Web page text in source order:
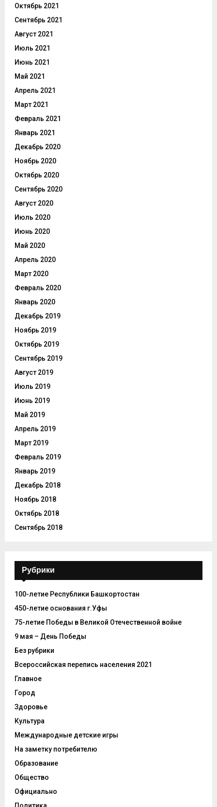
Октябрь 2021
Сентябрь 2021
Август 2021
Июль 2021
Июнь 2021
Май 2021
Апрель 2021
Март 2021
Февраль 2021
Январь 2021
Декабрь 2020
Ноябрь 2020
Октябрь 2020
Сентябрь 2020
Август 2020
Июль 2020
Июнь 2020
Май 2020
Апрель 2020
Март 2020
Февраль 2020
Январь 2020
Декабрь 2019
Ноябрь 2019
Октябрь 2019
Сентябрь 2019
Август 2019
Июль 2019
Июнь 2019
Май 2019
Апрель 2019
Март 2019
Февраль 2019
Январь 2019
Декабрь 2018
Ноябрь 2018
Октябрь 2018
Сентябрь 2018
Рубрики
100-летие Республики Башкортостан
450-летие основания г.Уфы
75-летие Победы в Великой Отечественной войне
9 мая – День Победы
Без рубрики
Всероссийская перепись населения 2021
Главное
Город
Здоровье
Культура
Международные детские игры
На заметку потребителю
Образование
Общество
Официально